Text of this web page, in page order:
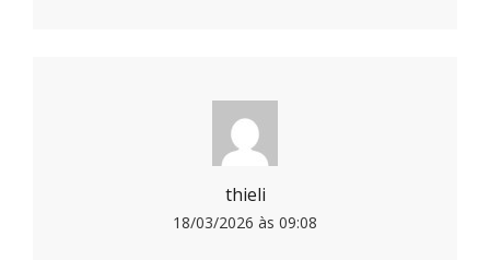
thieli
18/03/2026 às 09:08